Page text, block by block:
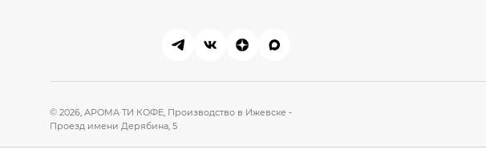
© 2026, АРОМА ТИ КОФЕ, Производство в Ижевске -
Проезд имени Дерябина, 5